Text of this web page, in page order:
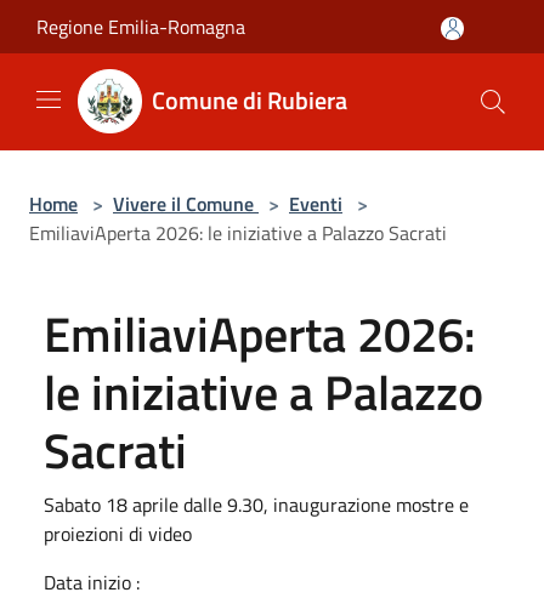
Salta al contenuto principale
Regione Emilia-Romagna
Comune di Rubiera
Home > Vivere il Comune > Eventi >
EmiliaviAperta 2026: le iniziative a Palazzo Sacrati
EmiliaviAperta 2026:
le iniziative a Palazzo
Sacrati
Sabato 18 aprile dalle 9.30, inaugurazione mostre e
proiezioni di video
Data inizio :